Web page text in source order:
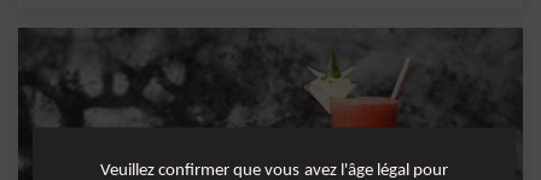
Veuillez confirmer que vous avez l'âge légal pour